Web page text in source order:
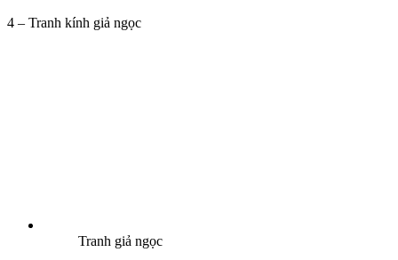
4 – Tranh kính giả ngọc
Tranh giả ngọc